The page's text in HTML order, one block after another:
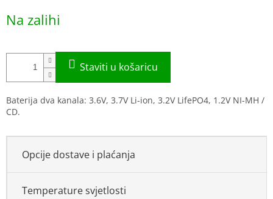
price:
Na zalihi
Baterija dva kanala: 3.6V, 3.7V Li-ion, 3.2V LifePO4, 1.2V NI-MH /
CD.
Opcije dostave i plaćanja
Temperature svjetlosti